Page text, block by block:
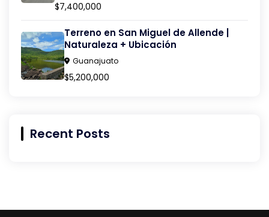
$7,400,000
Terreno en San Miguel de Allende |
Naturaleza + Ubicación
Guanajuato
$5,200,000
Recent Posts